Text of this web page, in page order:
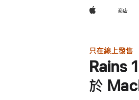
Apple商店
只在線上發售
Rains
於